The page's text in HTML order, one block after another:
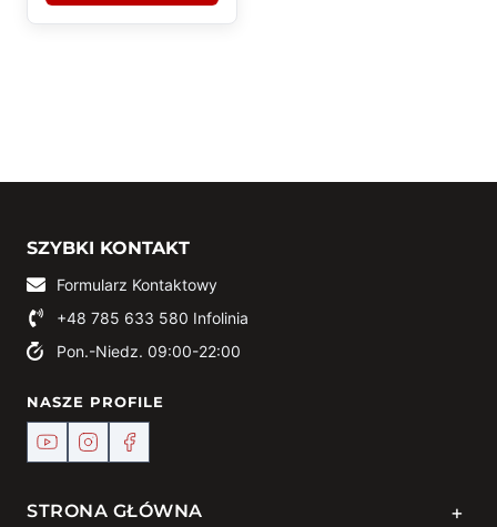
SZYBKI KONTAKT
Formularz Kontaktowy
+48 785 633 580 Infolinia
Pon.-Niedz. 09:00-22:00
NASZE PROFILE
STRONA GŁÓWNA +